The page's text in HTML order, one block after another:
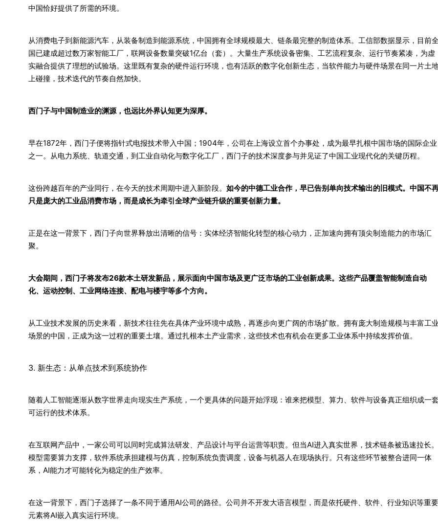
中国恰好提供了所需的环境。
从消费电子到新能源汽车，从装备制造到能源系统，中国拥有全球规模最大、链条最完整的制造体系。工信部数据显示，目前全
国已建成超过数万家智能工厂，联网设备数量突破1亿台（套）。大量生产系统设备密集、工艺流程复杂、运行节奏紧凑，为虚
实融合提供了理想的试验场。这里既有复杂的硬件运行环境，也有活跃的数字化创新生态，当软件能力与硬件场景在同一片土
上碰撞，技术迭代的节奏自然加快。
西门子与中国制造业的渊源，也远比外界认知更为深厚。
早在1872年，西门子便将指针式电报技术带入中国；1904年，公司在上海设立首个办事处，成为最早扎根中国市场的国际企业
之一。从电力系统、轨道交通，到工业自动化与数字化工厂，西门子的技术深度参与并见证了中国工业现代化的关键历程。
这份跨越百年的产业同行，在今天的技术周期中进入新阶段。 如今的中德工业合作，早已告别单向技术输出的旧模式。中国不
只是庞大的工业品消费市场，而是成长为牵引全球产业链升级的重要创新力量。
正是在这一背景下，西门子向世界释放出清晰的信号：实体经济智能化转型的核心动力，正加速向拥有顶尖制造能力的市场汇
聚。
大会期间，西门子将发布26款本土研发新品，展示面向中国市场及更广泛市场的工业创新成果。这些产品覆盖智能制造自动
化、运动控制、工业网络连接、配电与楼宇等多个方向。
从工业技术发展的历史来看，新技术往往先在具体产业环境中成熟，再逐步向更广阔的市场扩散。拥有庞大制造规模与丰富工业
场景的中国，正成为这一过程的重要土壤。通过扎根本土产业需求，这些技术也有机会在更多工业体系中持续发挥价值。
3. 新生态：从单点技术到系统协作
随着人工智能逐渐从数字世界走向现实生产系统，一个更具体的问题开始浮现：谁来把模型、算力、软件与设备真正组织成一套
可运行的技术体系。
在互联网产品中，一家公司可以同时完成算法研发、产品设计与平台运营等职责。但当AI进入真实世界，技术链条被迅速拉长。
模型需要算力支撑，软件系统承担建模与仿真，控制系统负责调度，设备与机器人在现场执行。只有这些环节被整合进同一体
系，AI能力才可能转化为稳定的生产效率。
在这一背景下，西门子选择了一条不同于通用AI公司的路径。公司并不开发大语言模型，而是依托硬件、软件、行业知识等重要
元素将AI嵌入真实运行环境。